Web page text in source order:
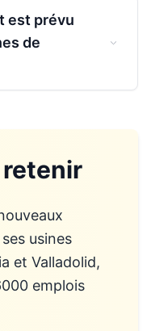
est prévu
de
usines
et Valladolid,
emplois